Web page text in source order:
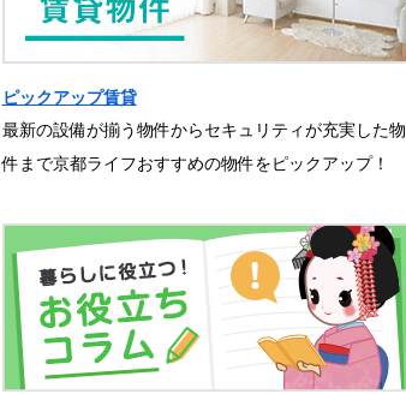
ピックアップ賃貸
最新の設備が揃う物件からセキュリティが充実した物
件まで京都ライフおすすめの物件をピックアップ！